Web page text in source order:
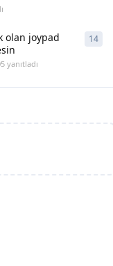
olan joypad
yanıtladı
14